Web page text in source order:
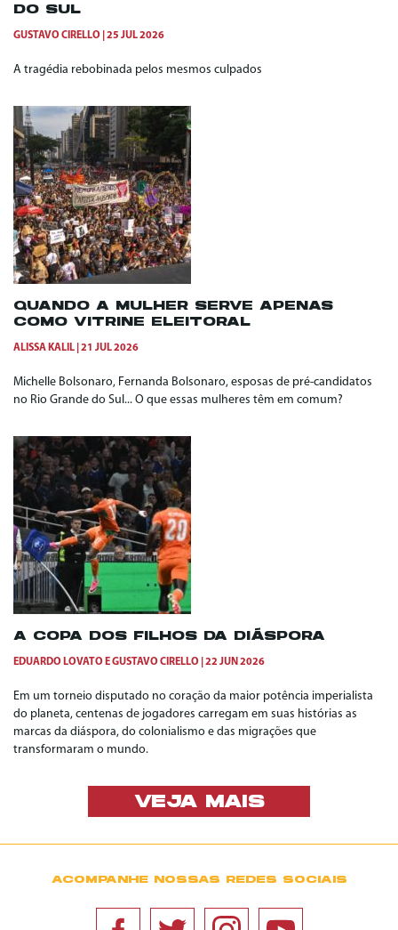
DO SUL
GUSTAVO CIRELLO 25 JUL 2026
A tragédia rebobinada pelos mesmos culpados
QUANDO A MULHER SERVE APENAS
COMO VITRINE ELEITORAL
ALISSA KALIL 21 JUL 2026
Michelle Bolsonaro, Fernanda Bolsonaro, esposas de pré-candidatos
no Rio Grande do Sul... O que essas mulheres têm em comum?
A COPA DOS FILHOS DA DIÁSPORA
EDUARDO LOVATO EGUSTAVO CIRELLO 22 JUN 2026
Em um torneio disputado no coração da maior potência imperialista
do planeta, centenas de jogadores carregam em suas histórias as
marcas da diáspora, do colonialismo e das migrações que
transformaram o mundo.
VEJA MAIS
ACOMPANHE NOSSAS REDES SOCIAIS